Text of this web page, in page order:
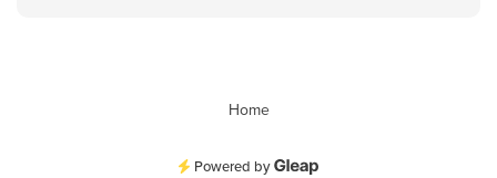
Home
Powered by